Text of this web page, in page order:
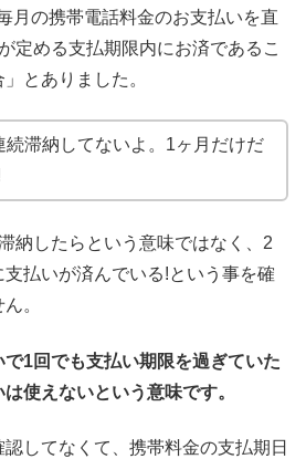
月の携帯電話料金のお支払いを直
定める支払期限内にお済であるこ
とありました。
続滞納してないよ。1ヶ月だけだ
納したらという意味ではなく、2
払いが済んでいる!という事を確
。
1回でも支払い期限を過ぎていた
使えないという意味です。
してなくて、携帯料金の支払期日